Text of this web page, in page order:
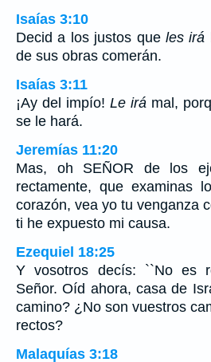
Isaías 3:10
Decid a los justos que les irá
de sus obras comerán.
Isaías 3:11
¡Ay del impío! Le irá mal,
se le hará.
Jeremías 11:20
Mas, oh SEÑOR de los
rectamente, que examinas
corazón, vea yo tu venganza
ti he expuesto mi causa.
Ezequiel 18:25
Y vosotros decís: ``No es
Señor. Oíd ahora, casa de
camino? ¿No son vuestros
rectos?
Malaquías 3:18